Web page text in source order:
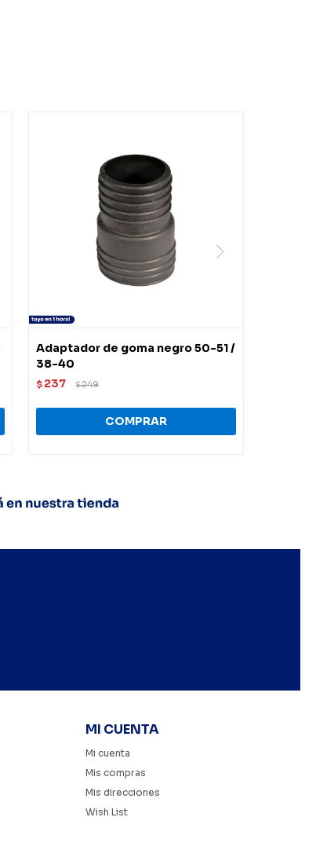
Adaptador de goma negro 50-51 /
38-40
$ 237 $249
MI CUENTA
Mi cuenta
Mis compras
Mis direcciones
Wish List